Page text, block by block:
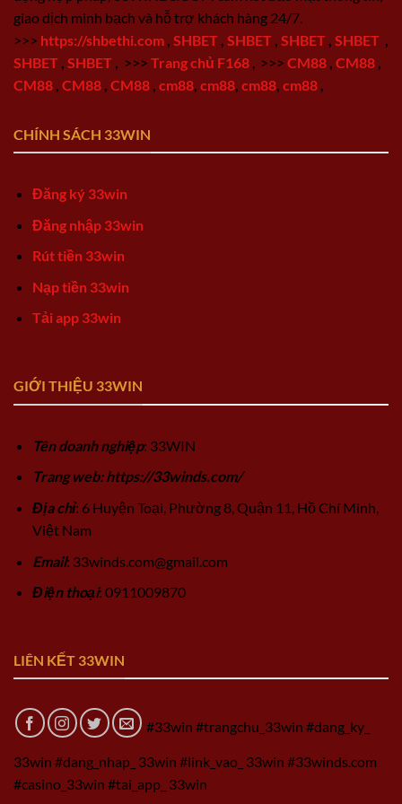
giao dịch minh bạch và hỗ trợ khách hàng 24/7.
>>> https://shbethi.com SHBET SHBET SHBET SHBET
SHBET SHBET >>> Trang chủ F168 >>> CM88 CM88
CM88 CM88 CM88 cm88 cm88 cm88 cm88
CHÍNH SÁCH 33WIN
Đăng ký 33win
Đăng nhập 33win
Rút tiền 33win
Nạp tiền 33win
Tải app 33win
GIỚI THIỆU 33WIN
Tên doanh nghiệp: 33WIN
Trang web: https://33winds.com/
Địa chỉ: 6 Huyện Toại, Phường 8, Quận 11, Hồ Chí Minh,
Việt Nam
Email: 33winds.com@gmail.com
Điện thoại: 0911009870
LIÊN KẾT 33WIN
#33win #trangchu_33win #dang_ky_
33win #dang_nhap_ 33win #link_vao_ 33win #33winds.com
#casino_33win #tai_app_ 33win